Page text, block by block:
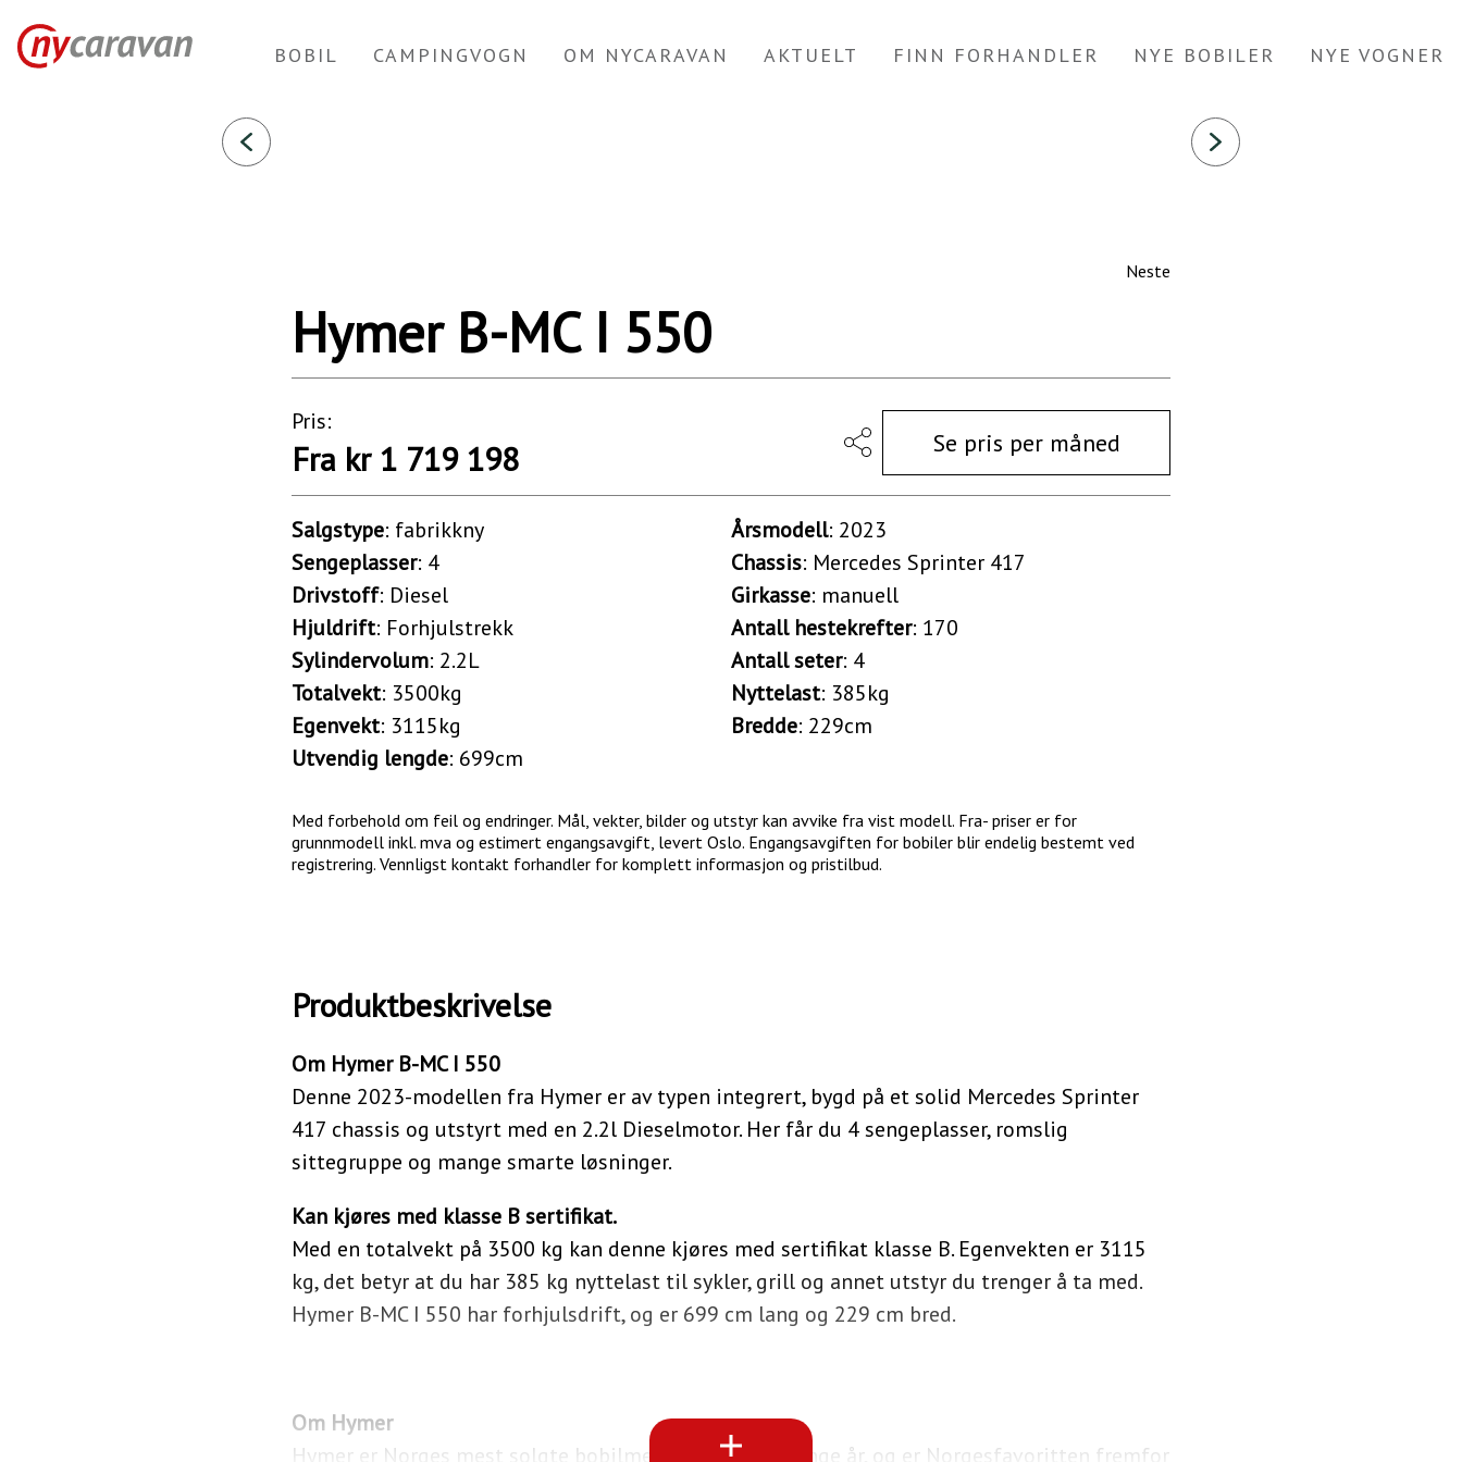
Hymer
B-
BOBIL CAMPINGVOGN OM NYCARAVAN AKTUELT FINN FORHANDLER NYE BOBILER NYE VOGNER
Neste
Hymer B-MC I 550
Pris:
Fra kr 1 719 198 Se pris per måned
Salgstype: fabrikkny Årsmodell: 2023
Sengeplasser: 4 Chassis: Mercedes Sprinter 417
Drivstoff: Diesel Girkasse: manuell
Hjuldrift: Forhjulstrekk Antall hestekrefter: 170
Sylindervolum: 2.2L Antall seter: 4
Totalvekt: 3500kg Nyttelast: 385kg
Egenvekt: 3115kg Bredde: 229cm
Utvendig lengde: 699cm
Med forbehold om feil og endringer. Mål, vekter, bilder og utstyr kan avvike fra vist modell. Fra- priser er for
grunnmodell inkl. mva og estimert engangsavgift, levert Oslo. Engangsavgiften for bobiler blir endelig bestemt ved
registrering. Vennligst kontakt forhandler for komplett informasjon og pristilbud.
Produktbeskrivelse
Om Hymer B-MC I 550
Denne 2023-modellen fra Hymer er av typen integrert, bygd på et solid Mercedes Sprinter
417 chassis og utstyrt med en 2.2l Dieselmotor. Her får du 4 sengeplasser, romslig
sittegruppe og mange smarte løsninger.
Kan kjøres med klasse B sertifikat.
Med en totalvekt på 3500 kg kan denne kjøres med sertifikat klasse B. Egenvekten er 3115
kg, det betyr at du har 385 kg nyttelast til sykler, grill og annet utstyr du trenger å ta med.
Hymer B-MC I 550 har forhjulsdrift, og er 699 cm lang og 229 cm bred.
Om Hymer
Hymer er Norges mest solgte bobilmerke gjennom mange år, og er Norgesfavoritten fremfor